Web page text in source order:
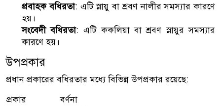
প্রবাহক বধিরতা: এটি স্নায়ু বা শ্রবণ নালীর সমস্যার কারণে
হয়।
সংবেদী বধিরতা: এটি ককলিয়া বা শ্রবণ স্নায়ুর সমস্যার
কারণে হয়।
উপপ্রকার
প্রধান প্রকারের বধিরতার মধ্যে বিভিন্ন উপপ্রকার রয়েছে:
প্রকার
বর্ণনা